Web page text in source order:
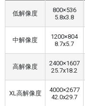
低解像度
800×536
5.8x3.8
中解像度
1200×804
8.7x5.7
高解像度
2400×1607
25.7x18.2
XL高解像度
4000×2677
42.0x29.7